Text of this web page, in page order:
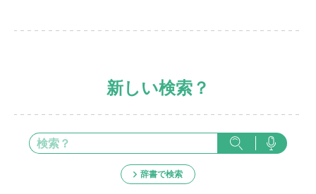
新しい検索？
辞書で検索